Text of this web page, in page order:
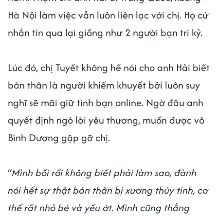
Hà Nội làm việc vẫn luôn liên lạc với chị. Họ cứ
nhắn tin qua lại giống như 2 người bạn tri kỷ.
Lúc đó, chị Tuyết không hề nói cho anh Hải biết
bản thân là người khiếm khuyết bởi luôn suy
nghĩ sẽ mãi giữ tình bạn online. Ngờ đâu anh
quyết định ngỏ lời yêu thương, muốn được vô
Bình Dương gặp gỡ chị.
“Mình bối rối không biết phải làm sao, đành
nói hết sự thật bản thân bị xương thủy tinh, cơ
thể rất nhỏ bé và yếu ớt. Mình cũng thẳng